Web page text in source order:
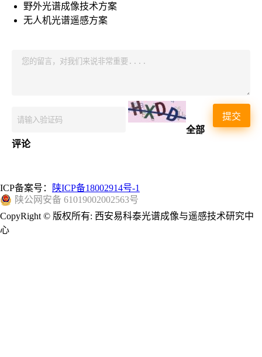
野外光谱成像技术方案
无人机光谱遥感方案
提交
全部
评论
ICP备案号：
陕ICP备18002914号-1
陕公网安备 61019002002563号
CopyRight © 版权所有: 西安易科泰光谱成像与遥感技术研究中
心